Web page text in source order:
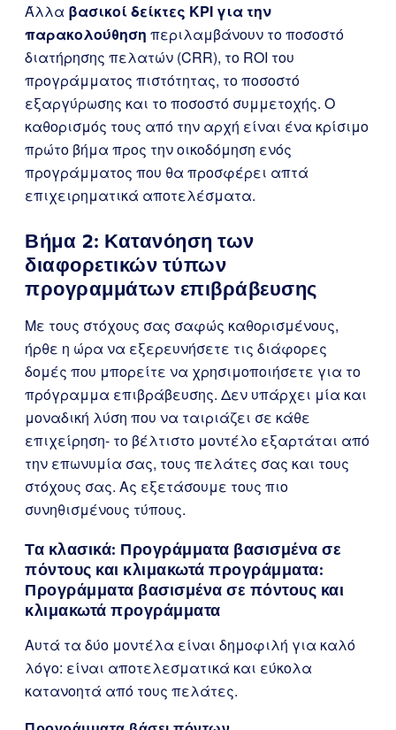
Άλλα βασικοί δείκτες KPI για την
παρακολούθηση περιλαμβάνουν το ποσοστό
διατήρησης πελατών (CRR), το ROI του
προγράμματος πιστότητας, το ποσοστό
εξαργύρωσης και το ποσοστό συμμετοχής. Ο
καθορισμός τους από την αρχή είναι ένα κρίσιμο
πρώτο βήμα προς την οικοδόμηση ενός
προγράμματος που θα προσφέρει απτά
επιχειρηματικά αποτελέσματα.
Βήμα 2: Κατανόηση των
διαφορετικών τύπων
προγραμμάτων επιβράβευσης
Με τους στόχους σας σαφώς καθορισμένους,
ήρθε η ώρα να εξερευνήσετε τις διάφορες
δομές που μπορείτε να χρησιμοποιήσετε για το
πρόγραμμα επιβράβευσης. Δεν υπάρχει μία και
μοναδική λύση που να ταιριάζει σε κάθε
επιχείρηση- το βέλτιστο μοντέλο εξαρτάται από
την επωνυμία σας, τους πελάτες σας και τους
στόχους σας. Ας εξετάσουμε τους πιο
συνηθισμένους τύπους.
Τα κλασικά: Προγράμματα βασισμένα σε
πόντους και κλιμακωτά προγράμματα:
Προγράμματα βασισμένα σε πόντους και
κλιμακωτά προγράμματα
Αυτά τα δύο μοντέλα είναι δημοφιλή για καλό
λόγο: είναι αποτελεσματικά και εύκολα
κατανοητά από τους πελάτες.